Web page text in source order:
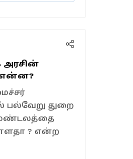
அரசின்
என்ன?
பல்வேறு துறை
மண்டலத்தை
? என்ற